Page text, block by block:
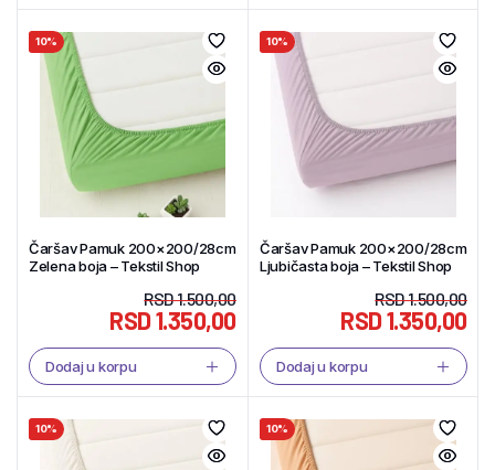
10%
Čaršav Pamuk 200×200/28cm
Zelena boja – Tekstil Shop
RSD1.500,00
RSD1.350,00
Dodaj u korpu
10%
Čaršav Pamuk 200×200/28cm
Ljubičasta boja – Tekstil Shop
RSD1.500,00
RSD1.350,00
Dodaj u korpu
10% 10%